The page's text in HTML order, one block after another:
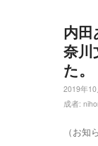
内
奈川
た。
2019年10
成者:
（お知